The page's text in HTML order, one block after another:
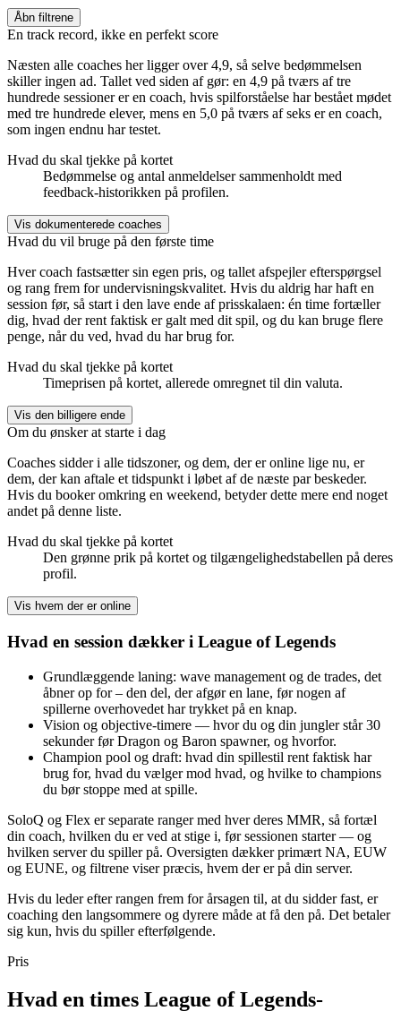
Åbn filtrene
En track record, ikke en perfekt score
Næsten alle coaches her ligger over 4,9, så selve bedømmelsen
skiller ingen ad. Tallet ved siden af gør: en 4,9 på tværs af tre
hundrede sessioner er en coach, hvis spilforståelse har bestået mødet
med tre hundrede elever, mens en 5,0 på tværs af seks er en coach,
som ingen endnu har testet.
Hvad du skal tjekke på kortet
Bedømmelse og antal anmeldelser sammenholdt med
feedback-historikken på profilen.
Vis dokumenterede coaches
Hvad du vil bruge på den første time
Hver coach fastsætter sin egen pris, og tallet afspejler efterspørgsel
og rang frem for undervisningskvalitet. Hvis du aldrig har haft en
session før, så start i den lave ende af prisskalaen: én time fortæller
dig, hvad der rent faktisk er galt med dit spil, og du kan bruge flere
penge, når du ved, hvad du har brug for.
Hvad du skal tjekke på kortet
Timeprisen på kortet, allerede omregnet til din valuta.
Vis den billigere ende
Om du ønsker at starte i dag
Coaches sidder i alle tidszoner, og dem, der er online lige nu, er
dem, der kan aftale et tidspunkt i løbet af de næste par beskeder.
Hvis du booker omkring en weekend, betyder dette mere end noget
andet på denne liste.
Hvad du skal tjekke på kortet
Den grønne prik på kortet og tilgængelighedstabellen på deres
profil.
Vis hvem der er online
Hvad en session dækker i League of Legends
Grundlæggende laning: wave management og de trades, det
åbner op for – den del, der afgør en lane, før nogen af
spillerne overhovedet har trykket på en knap.
Vision og objective-timere — hvor du og din jungler står 30
sekunder før Dragon og Baron spawner, og hvorfor.
Champion pool og draft: hvad din spillestil rent faktisk har
brug for, hvad du vælger mod hvad, og hvilke to champions
du bør stoppe med at spille.
SoloQ og Flex er separate ranger med hver deres MMR, så fortæl
din coach, hvilken du er ved at stige i, før sessionen starter — og
hvilken server du spiller på. Oversigten dækker primært NA, EUW
og EUNE, og filtrene viser præcis, hvem der er på din server.
Hvis du leder efter rangen frem for årsagen til, at du sidder fast, er
coaching den langsommere og dyrere måde at få den på. Det betaler
sig kun, hvis du spiller efterfølgende.
Pris
Hvad en times League of Legends-